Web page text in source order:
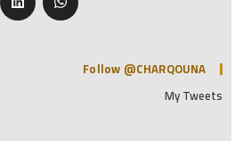
Follow @CHARQOUNA
My Tweets